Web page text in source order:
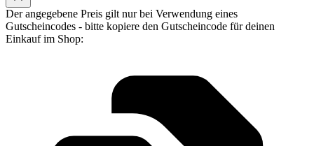
Der angegebene Preis gilt nur bei Verwendung eines
Gutscheincodes - bitte kopiere den Gutscheincode für deinen
Einkauf im Shop: